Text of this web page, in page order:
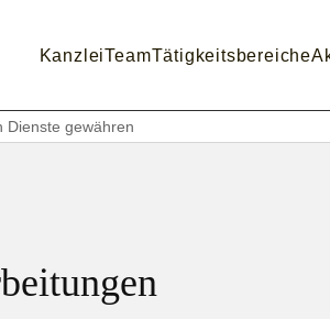
KanzleiTeamTätigkeitsbereiche
Dienste gewähren